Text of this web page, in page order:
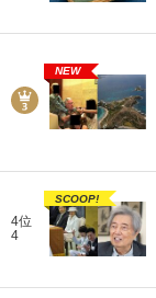
NEW
4位
4
SCOOP!